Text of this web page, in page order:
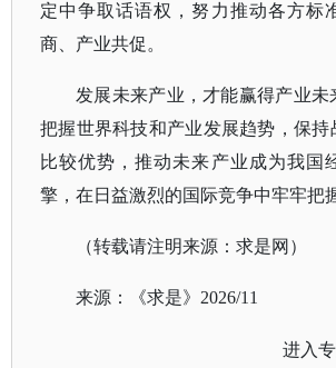
定中争取话语权，努力推动各方标
商、产业共促。
发展未来产业，才能赢得产业未
把握世界科技和产业发展趋势，保持
比较优势，推动未来产业成为我国
擎，在日益激烈的国际竞争中牢牢把
（转载请注明来源：求是网）
来源：《求是》 2026/11
进入